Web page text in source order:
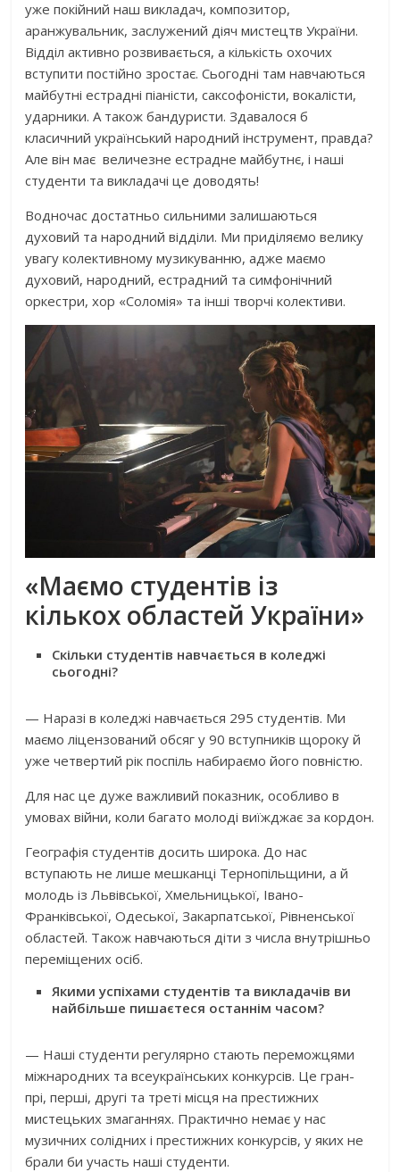
уже покійний наш викладач, композитор,
аранжувальник, заслужений діяч мистецтв України.
Відділ активно розвивається, а кількість охочих
вступити постійно зростає. Сьогодні там навчаються
майбутні естрадні піаністи, саксофоністи, вокалісти,
ударники. А також бандуристи. Здавалося б
класичний український народний інструмент, правда?
Але він має величезне естрадне майбутнє, і наші
студенти та викладачі це доводять!
Водночас достатньо сильними залишаються
духовий та народний відділи. Ми приділяємо велику
увагу колективному музикуванню, адже маємо
духовий, народний, естрадний та симфонічний
оркестри, хор «Соломія» та інші творчі колективи.
«Маємо студентів із
кількох областей України»
Скільки студентів навчається в коледжі
сьогодні?
— Наразі в коледжі навчається 295 студентів. Ми
маємо ліцензований обсяг у 90 вступників щороку й
уже четвертий рік поспіль набираємо його повністю.
Для нас це дуже важливий показник, особливо в
умовах війни, коли багато молоді виїжджає за кордон.
Географія студентів досить широка. До нас
вступають не лише мешканці Тернопільщини, а й
молодь із Львівської, Хмельницької, Івано-
Франківської, Одеської, Закарпатської, Рівненської
областей. Також навчаються діти з числа внутрішньо
переміщених осіб.
Якими успіхами студентів та викладачів ви
найбільше пишаєтеся останнім часом?
— Наші студенти регулярно стають переможцями
міжнародних та всеукраїнських конкурсів. Це гран-
прі, перші, другі та треті місця на престижних
мистецьких змаганнях. Практично немає у нас
музичних солідних і престижних конкурсів, у яких не
брали би участь наші студенти.